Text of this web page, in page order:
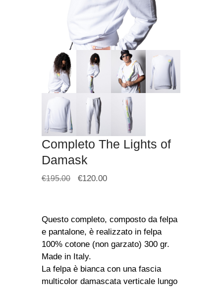
Completo The Lights of
Damask
€195.00 €120.00
Questo completo, composto da felpa
e pantalone, è realizzato in felpa
100% cotone (non garzato) 300 gr.
Made in Italy.
La felpa è bianca con una fascia
multicolor damascata verticale lungo